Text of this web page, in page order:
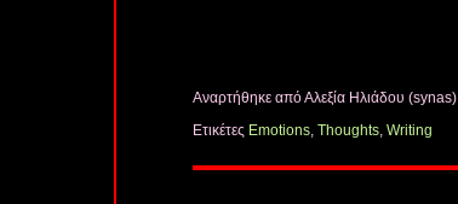
Αναρτήθηκε από Αλεξία Ηλιάδου (synas)
Ετικέτες Emotions, Thoughts, Writing